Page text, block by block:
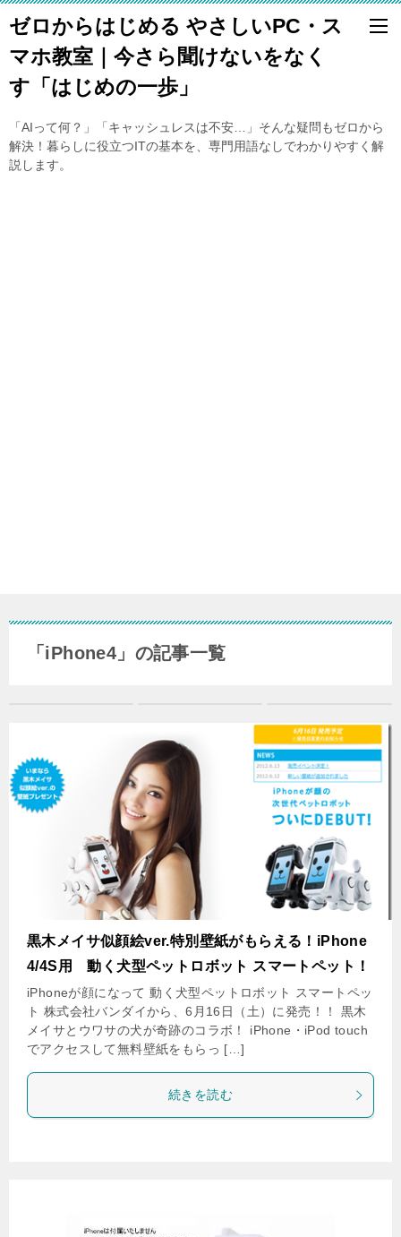
ゼロからはじめる やさしいPC・ス
マホ教室｜今さら聞けないをなく
す「はじめの一歩」
「AIって何？」「キャッシュレスは不安…」そんな疑問もゼロから
解決！暮らしに役立つITの基本を、専門用語なしでわかりやすく解
説します。
「iPhone4」の記事一覧
黒木メイサ似顔絵ver.特別壁紙がもらえる！iPhone
4/4S用 動く犬型ペットロボット スマートペット！
iPhoneが顔になって 動く犬型ペットロボット スマートペッ
ト 株式会社バンダイから、6月16日（土）に発売！！ 黒木
メイサとウワサの犬が奇跡のコラボ！ iPhone・iPod touch
でアクセスして無料壁紙をもらっ […]
続きを読む